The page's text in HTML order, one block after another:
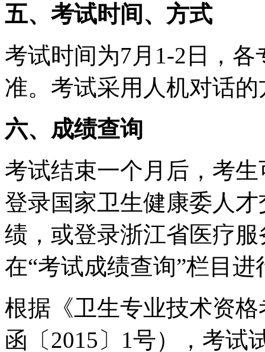
五、考试时间、方式
考试时间为7月1-2日，
准。考试采用人机对话
六、成绩查询
考试结束一个月后，考
登录国家卫生健康委人
绩，或登录浙江省医疗
在“考试成绩查询”栏目
根据《卫生专业技术资
函〔2015〕1号），考试